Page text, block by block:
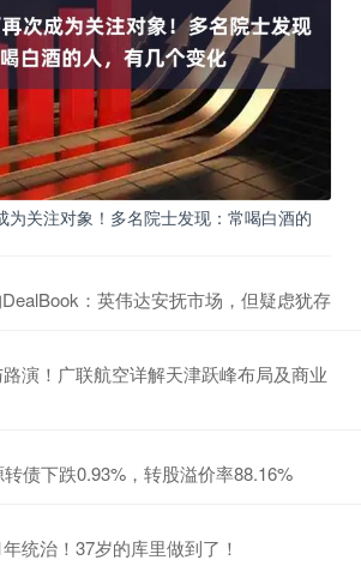
为关注对象！多名院士发现：常喝白酒的
：英伟达安抚市场，但疑虑犹存
演！广联航空详解天津跃峰布局及商业
债下跌0.93%，转股溢价率88.16%
统治！37岁的库里做到了！